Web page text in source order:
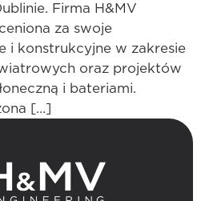
Firma H&MV
za swoje
i konstrukcyjne w zakresie
oraz projektów
i bateriami.
[…]